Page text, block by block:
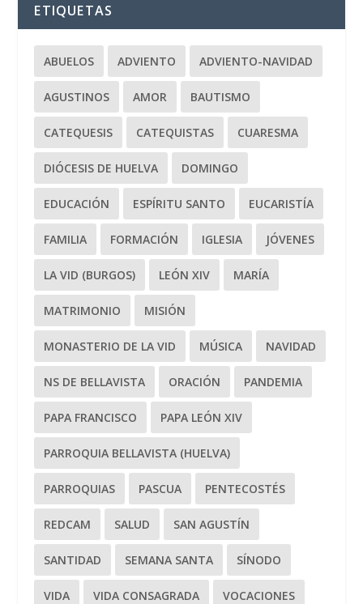
ETIQUETAS
ABUELOS ADVIENTO ADVIENTO-NAVIDAD
AGUSTINOS AMOR BAUTISMO
CATEQUESIS CATEQUISTAS CUARESMA
DIÓCESIS DE HUELVA DOMINGO
EDUCACIÓN ESPÍRITU SANTO EUCARISTÍA
FAMILIA FORMACIÓN IGLESIA JÓVENES
LA VID (BURGOS) LEÓN XIV MARÍA
MATRIMONIO MISIÓN
MONASTERIO DE LA VID MÚSICA NAVIDAD
NS DE BELLAVISTA ORACIÓN PANDEMIA
PAPA FRANCISCO PAPA LEÓN XIV
PARROQUIA BELLAVISTA (HUELVA)
PARROQUIAS PASCUA PENTECOSTÉS
REDCAM SALUD SAN AGUSTÍN
SANTIDAD SEMANA SANTA SÍNODO
VIDA VIDA CONSAGRADA VOCACIONES